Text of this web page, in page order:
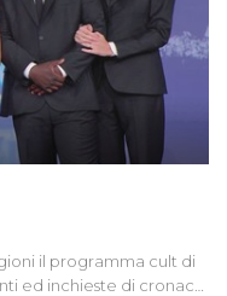
il programma cult di
ed inchieste di cronaca